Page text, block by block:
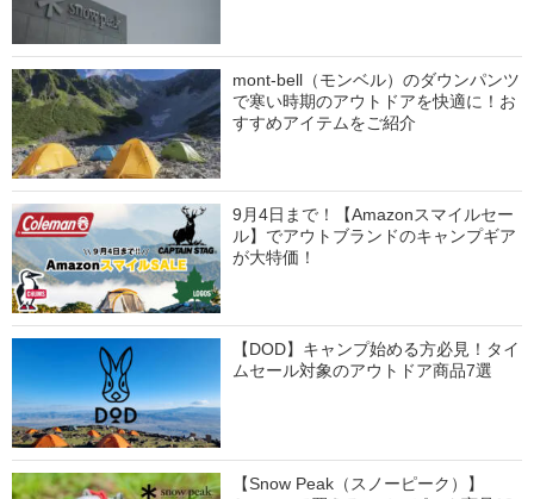
mont-bell（モンベル）のダウンパンツ
で寒い時期のアウトドアを快適に！お
すすめアイテムをご紹介
9月4日まで！【Amazonスマイルセー
ル】でアウトブランドのキャンプギア
が大特価！
【DOD】キャンプ始める方必見！タイ
ムセール対象のアウトドア商品7選
【Snow Peak（スノーピーク）】